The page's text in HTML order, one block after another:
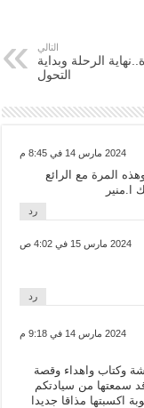
التالي
الرحلة وبداية
التحول
2024 مارس 14 في 8:45 م
المرة مع الرائع
ا.منير
رد
2024 مارس 15 في 4:02 ص
رد
2024 مارس 14 في 9:18 م
وكتاب واهداء وقصة
سمعتها من سيادتكم
اكسبتها مذاقا جديدا